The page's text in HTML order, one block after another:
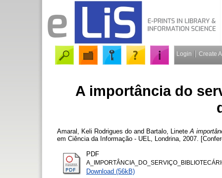
Login Create
A importância do
Amaral, Keli Rodrigues do and Bartalo, Linete A
em Ciência da Informação - UEL, Londrina, 2007.
PDF
Download (56kB)